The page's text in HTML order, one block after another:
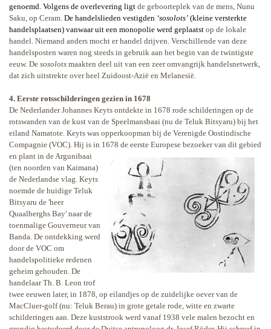
genoemd. Volgens de overlevering ligt de geboorteplek van de mens, Nunu
Saku, op Ceram. De handelslieden vestigden ‘sosolots’ (kleine versterkte
handelsplaatsen) vanwaar uit een monopolie werd geplaatst op de lokale
handel. Niemand anders mocht er handel drijven. Verschillende van deze
handelsposten waren nog steeds in gebruik aan het begin van de twintigste
eeuw. De sosolots maakten deel uit van een zeer omvangrijk handelsnetwerk,
dat zich uitstrekte over heel Zuidoost-Azië en Melanesië.
4. Eerste rotsschilderingen gezien in 1678
De Nederlander Johannes Keyts ontdekte in 1678 rode schilderingen op de
rotswanden van de kust van de Speelmansbaai (nu de Teluk Bitsyaru) bij het
eiland Namatote. Keyts was opperkoopman bij de Verenigde Oostindische
Compagnie (VOC). Hij is in 1678 de eerste Europese bezoeker van dit gebied
en plant in de Argunibaai
(ten noorden van Kaimana)
de Nederlandse vlag. Keyts
noemde de huidige Teluk
Bitsyaru de 'heer
Quaalberghs Bay' naar de
toenmalige Gouverneur van
Banda. De ontdekking werd
door de VOC om
handelspolitieke redenen
geheim gehouden. De
handelaar Th. B. Leon trof
twee eeuwen later, in 1878, op eilandjes op de zuidelijke oever van de
MacCluer-golf (nu: Teluk Berau) in grote getale rode, witte en zwarte
schilderingen aan. Deze kuststrook werd vanaf 1938 vele malen bezocht en